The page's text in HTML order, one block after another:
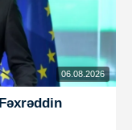
06.08.2026